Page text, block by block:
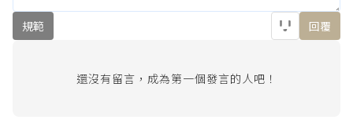
規範 回覆
還沒有留言，成為第一個發言的人吧！